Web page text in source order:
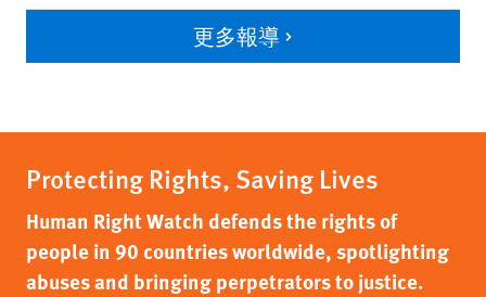
更多報導
Protecting Rights, Saving Lives
Human Right Watch defends the rights of
people in 90 countries worldwide, spotlighting
abuses and bringing perpetrators to justice.